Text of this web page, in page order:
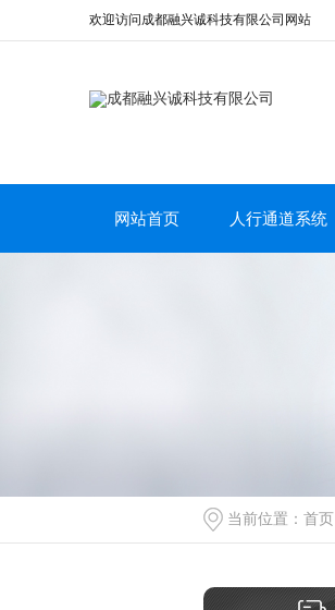
欢迎访问成都融兴诚科技有限公司网站
网站首页 人行通道系统
当前位置： 首页